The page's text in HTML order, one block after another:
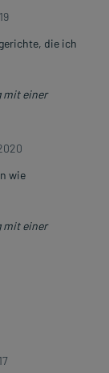
die ich
mit einer
wie
mit einer